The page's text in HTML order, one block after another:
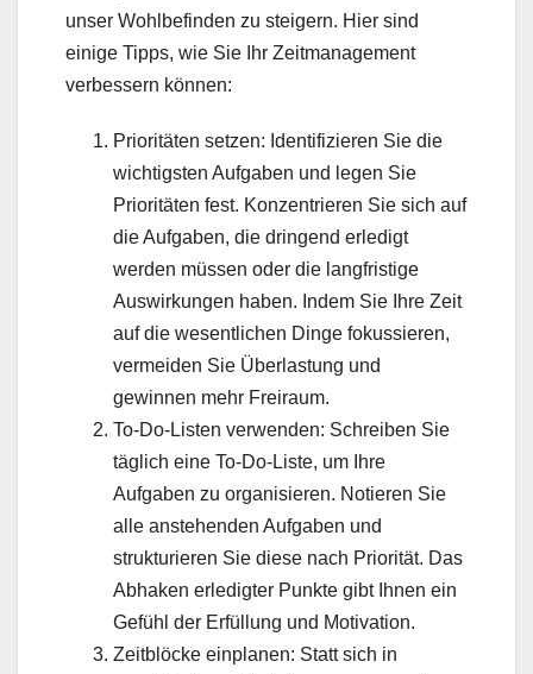
unser Wohlbefinden zu steigern. Hier sind
einige Tipps, wie Sie Ihr Zeitmanagement
verbessern können:
Prioritäten setzen: Identifizieren Sie die
wichtigsten Aufgaben und legen Sie
Prioritäten fest. Konzentrieren Sie sich auf
die Aufgaben, die dringend erledigt
werden müssen oder die langfristige
Auswirkungen haben. Indem Sie Ihre Zeit
auf die wesentlichen Dinge fokussieren,
vermeiden Sie Überlastung und
gewinnen mehr Freiraum.
To-Do-Listen verwenden: Schreiben Sie
täglich eine To-Do-Liste, um Ihre
Aufgaben zu organisieren. Notieren Sie
alle anstehenden Aufgaben und
strukturieren Sie diese nach Priorität. Das
Abhaken erledigter Punkte gibt Ihnen ein
Gefühl der Erfüllung und Motivation.
Zeitblöcke einplanen: Statt sich in